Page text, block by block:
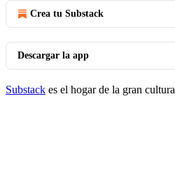
Crea tu Substack
Descargar la app
Substack es el hogar de la gran cultura